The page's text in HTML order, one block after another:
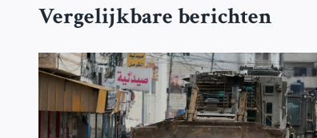
Vergelijkbare berichten